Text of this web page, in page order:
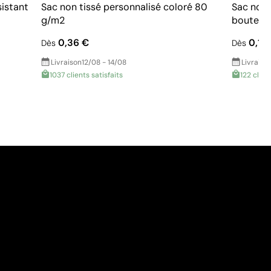
Sac non tissé personnalisé coloré 80
g/m2
Dès 0,36 €
Livraison12/08 - 14/08
1037 clients satisfaits
Sac
Dès 0,11
122